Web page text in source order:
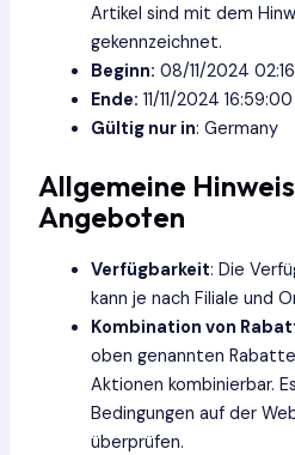
Artikel sind mit dem
gekennzeichnet.
Beginn: 08/11/2024
Ende: 11/11/2024 16:59:00
Gültig nur in: Germany
Allgemeine
Angeboten
Verfügbarkeit: Die
kann je nach Filiale und
Kombination von
oben genannten
Aktionen kombinierbar.
Bedingungen auf der
überprüfen.